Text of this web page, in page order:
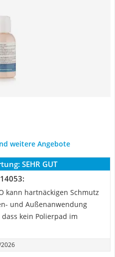
weitere Angebote
SEHR GUT
kann hartnäckigen Schmutz
und Außenanwendung
kein Polierpad im